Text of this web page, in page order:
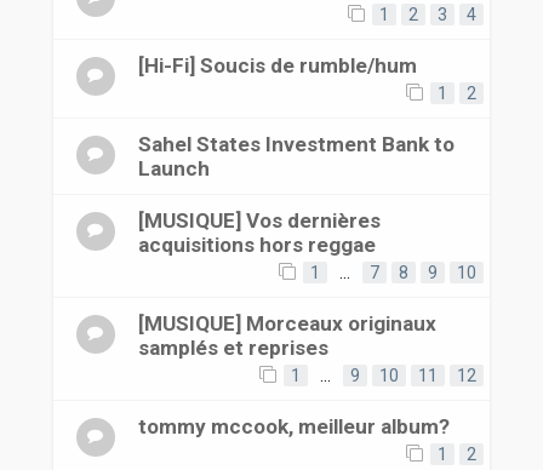
1 2 3 4
[Hi-Fi] Soucis de rumble/hum
1 2
Sahel States Investment Bank to
Launch
[MUSIQUE] Vos dernières
acquisitions hors reggae
1 7 8 9 10
[MUSIQUE] Morceaux originaux
samplés et reprises
1 9 10 11 12
tommy mccook, meilleur album?
1 2